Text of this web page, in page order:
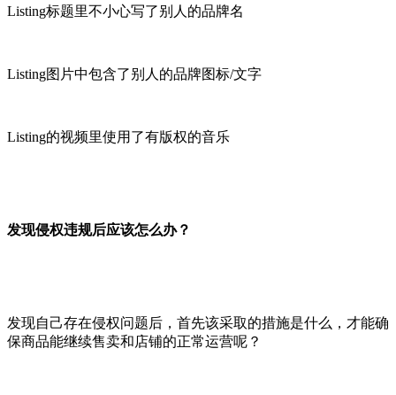
Listing标题里不小心写了别人的品牌名
Listing图片中包含了别人的品牌图标/文字
Listing的视频里使用了有版权的音乐
发现侵权违规后应该怎么办？
发现自己存在侵权问题后，首先该采取的措施是什么，才能确
保商品能继续售卖和店铺的正常运营呢？